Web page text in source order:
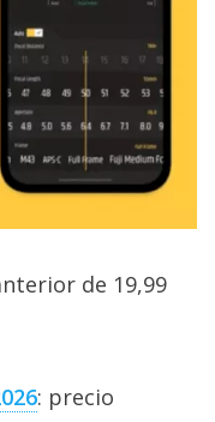
de 19,99
: precio